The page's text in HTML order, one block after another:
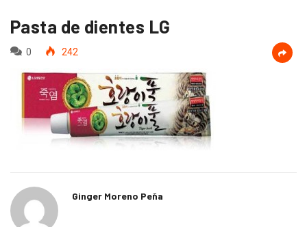
Pasta de dientes LG
0 242
Ginger Moreno Peña